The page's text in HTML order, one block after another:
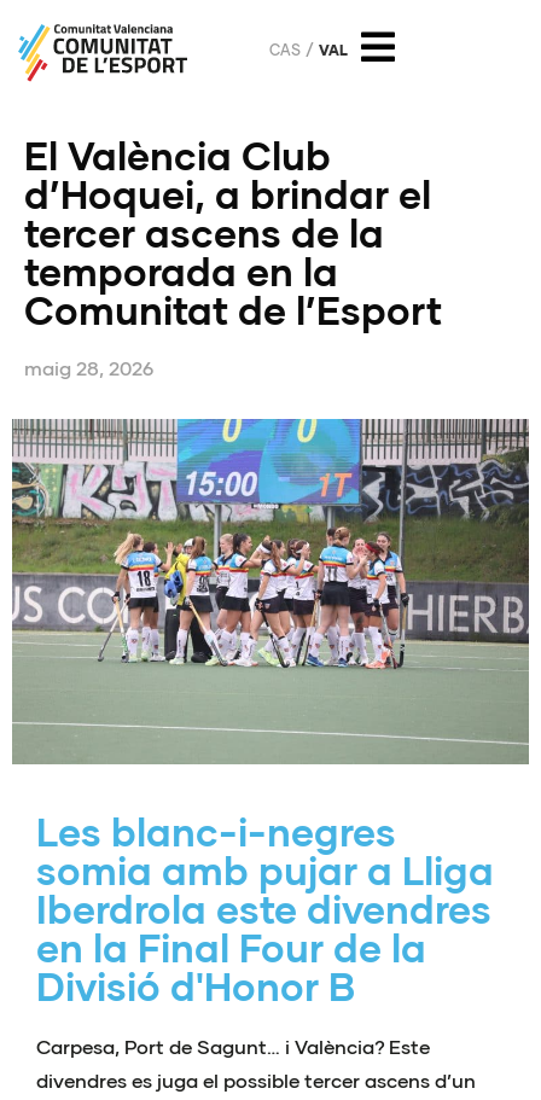
CAS VAL
El València Club
d’Hoquei, a brindar el
tercer ascens de la
temporada en la
Comunitat de l’Esport
maig 28, 2026
Les blanc-i-negres
somia amb pujar a Lliga
Iberdrola este divendres
en la Final Four de la
Divisió d'Honor B
Carpesa, Port de Sagunt… i València? Este
divendres es juga el possible tercer ascens d’un